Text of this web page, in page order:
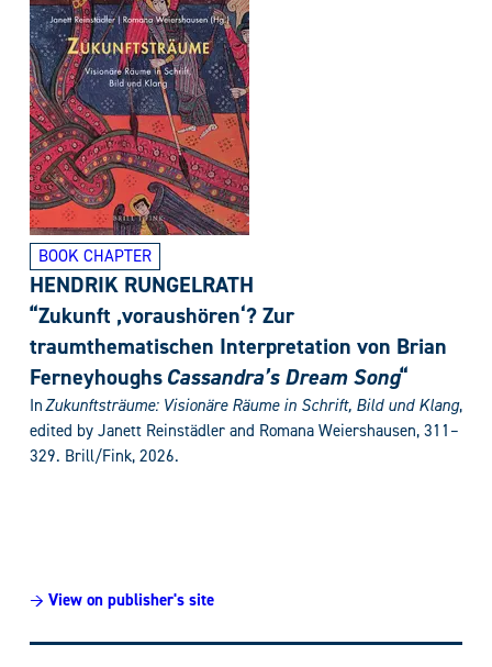
BOOK CHAPTER
HENDRIK RUNGELRATH
“Zukunft ‚voraushören‘? Zur
traumthematischen Interpretation von Brian
Ferneyhoughs Cassandra’s Dream Song“
InZukunftsträume: Visionäre Räume in Schrift, Bild und Klang,
edited by Janett Reinstädler and Romana Weiershausen, 311–
329. Brill/Fink, 2026.
→ View on publisher's site